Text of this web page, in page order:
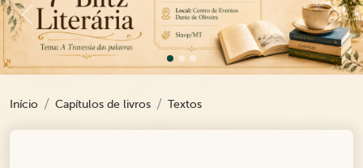
Previous
Início Capítulos de livros Textos